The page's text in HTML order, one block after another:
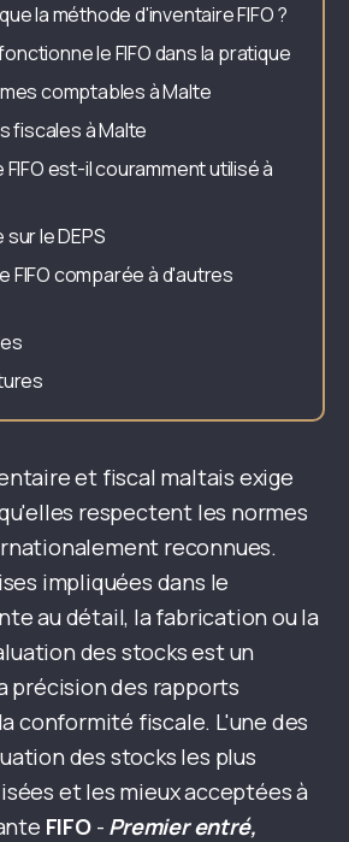
la méthode d'inventaire FIFO ?
le FIFO dans la pratique
comptables à Malte
fiscales à Malte
FIFO est-il couramment utilisé à
le DEPS
FIFO comparée à d'autres
et fiscal maltais exige
respectent les normes
reconnues.
impliquées dans le
au détail, la fabrication ou la
des stocks est un
précision des rapports
conformité fiscale. L'une des
des stocks les plus
et les mieux acceptées à
FIFO- Premier entré,